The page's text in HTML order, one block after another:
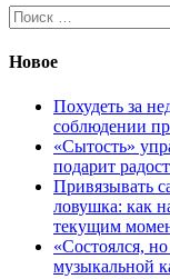
Поиск:
Новое
Похудеть за
соблюдении
«Сытость»
подарит
Привязывать
ловушка: как
текущим
«Состоялся,
музыкальной